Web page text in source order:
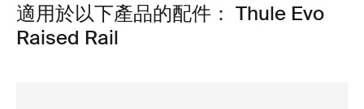
適用於以下產品的配件： Thule Evo
Raised Rail